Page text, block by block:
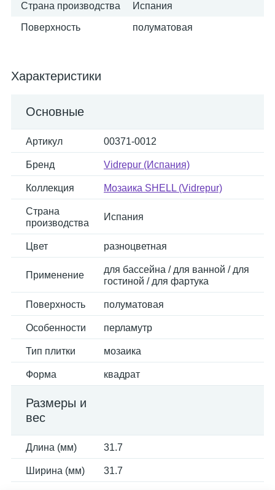
Страна производства Испания
Поверхность полуматовая
Характеристики
Основные
Артикул 00371-0012
Бренд Vidrepur (Испания)
Коллекция Мозаика SHELL (Vidrepur)
Страна
производства
Испания
Цвет разноцветная
Применение
для бассейна / для ванной / для
гостиной / для фартука
Поверхность полуматовая
Особенности перламутр
Тип плитки мозаика
Форма квадрат
Размеры и
вес
Длина (мм) 31.7
Ширина (мм) 31.7